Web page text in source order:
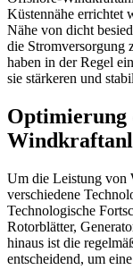
Küstennähe errichtet
Nähe von dicht
die Stromversorgung
haben in der Regel
sie stärkeren und
Optimierung
Um die Leistung von
verschiedene
Technologische
Rotorblätter,
hinaus ist die
entscheidend, um